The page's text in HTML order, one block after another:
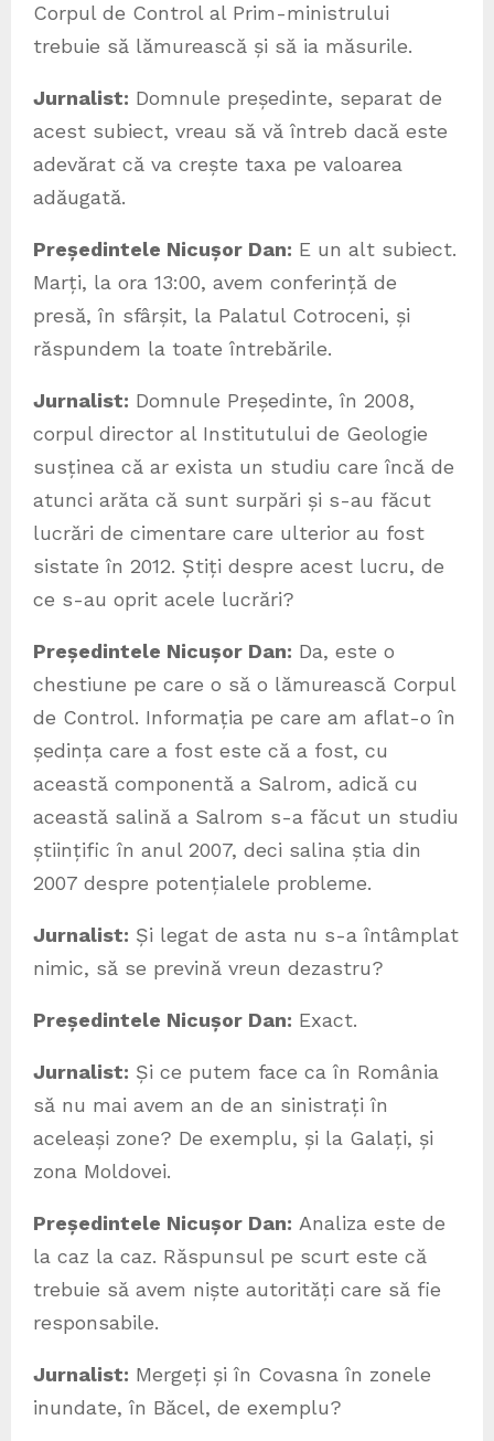
Corpul de Control al Prim-ministrului
trebuie să lămurească și să ia măsurile.
Jurnalist: Domnule președinte, separat de
acest subiect, vreau să vă întreb dacă este
adevărat că va crește taxa pe valoarea
adăugată.
Președintele Nicușor Dan: E un alt subiect.
Marți, la ora 13:00, avem conferință de
presă, în sfârșit, la Palatul Cotroceni, și
răspundem la toate întrebările.
Jurnalist: Domnule Președinte, în 2008,
corpul director al Institutului de Geologie
susținea că ar exista un studiu care încă de
atunci arăta că sunt surpări și s-au făcut
lucrări de cimentare care ulterior au fost
sistate în 2012. Știți despre acest lucru, de
ce s-au oprit acele lucrări?
Președintele Nicușor Dan: Da, este o
chestiune pe care o să o lămurească Corpul
de Control. Informația pe care am aflat-o în
ședința care a fost este că a fost, cu
această componentă a Salrom, adică cu
această salină a Salrom s-a făcut un studiu
științific în anul 2007, deci salina știa din
2007 despre potențialele probleme.
Jurnalist: Și legat de asta nu s-a întâmplat
nimic, să se prevină vreun dezastru?
Președintele Nicușor Dan: Exact.
Jurnalist: Și ce putem face ca în România
să nu mai avem an de an sinistrați în
aceleași zone? De exemplu, și la Galați, și
zona Moldovei.
Președintele Nicușor Dan: Analiza este de
la caz la caz. Răspunsul pe scurt este că
trebuie să avem niște autorități care să fie
responsabile.
Jurnalist: Mergeți și în Covasna în zonele
inundate, în Băcel, de exemplu?